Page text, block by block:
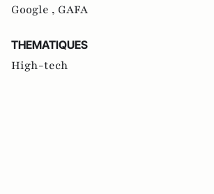
Google , GAFA
THEMATIQUES
High-tech